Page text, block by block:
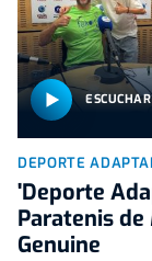
ESCUCHAR
DEPORTE
'Deporte
Paratenis
Genuine